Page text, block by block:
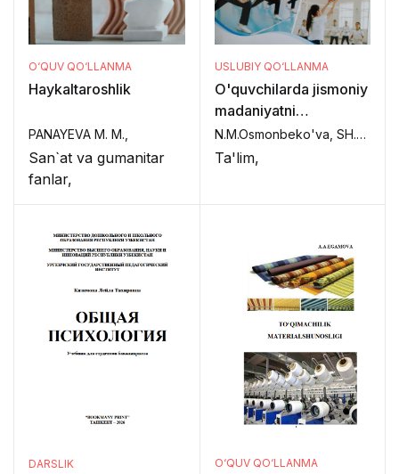
O‘QUV QO‘LLANMA
Haykaltaroshlik
PANAYEVA M. M.,
San`at va gumanitar
fanlar,
USLUBIY QO‘LLANMA
O'quvchilarda jismoniy
madaniyatni
rivojlantirishning
nazariy va uslubiy
N.M.Osmonbeko'va, SH.X.Raxmanov.,
Ta'lim,
DARSLIK O‘QUV QO‘LLANMA